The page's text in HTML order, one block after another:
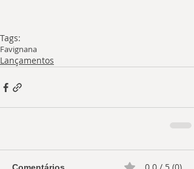
Tags:
Favignana
Lançamentos